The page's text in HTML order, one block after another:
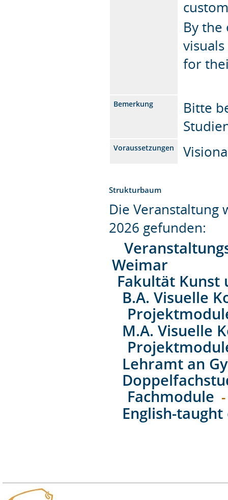
By the
for
Bemerkung
Bitte
Voraussetzungen
Strukturbaum
Die Veranstaltung
2026 gefunden:
Weimar
Fakultät Kunst
B.A. Visuelle
M.A. Visuelle
Lehramt an
Fachmodule
English-